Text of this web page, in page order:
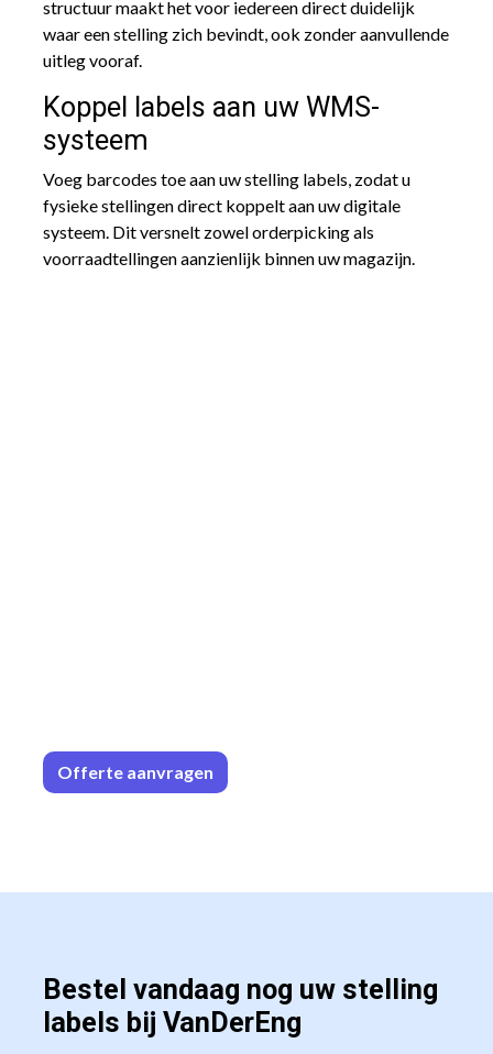
structuur maakt het voor iedereen direct duidelijk
waar een stelling zich bevindt, ook zonder aanvullende
uitleg vooraf.
Koppel labels aan uw WMS-
systeem
Voeg barcodes toe aan uw stelling labels, zodat u
fysieke stellingen direct koppelt aan uw digitale
systeem. Dit versnelt zowel orderpicking als
voorraadtellingen aanzienlijk binnen uw magazijn.
Offerte aan​​vrag​​en
Bestel vandaag nog uw stelling
labels bij VanDerEng